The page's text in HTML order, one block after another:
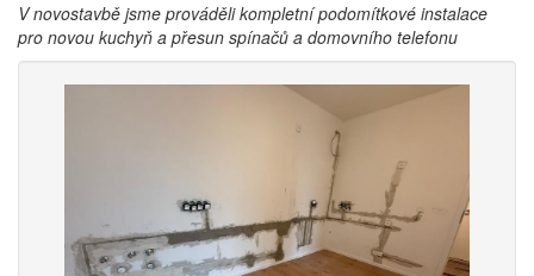
V novostavbě jsme prováděli kompletní podomítkové instalace
pro novou kuchyň a přesun spínačů a domovního telefonu